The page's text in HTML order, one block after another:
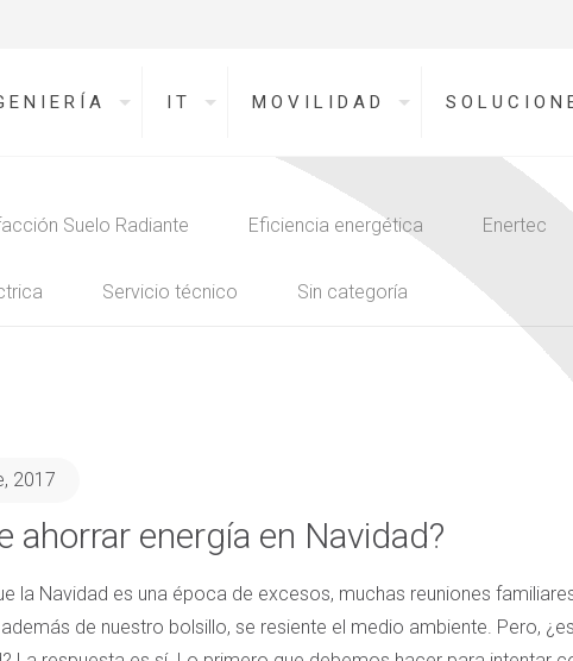
IT MOVILIDAD
Suelo Radiante Eficiencia energética Enertec
Servicio técnico Sin categoría
2017
ahorrar energía en Navidad?
la Navidad es una época de excesos, muchas reuniones
de nuestro bolsillo, se resiente el medio ambiente. Pero,